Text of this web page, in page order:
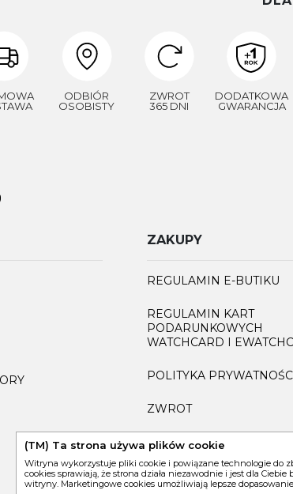
ODBIÓR
OSOBISTY
ZWROT
365 DNI
DODATKOWA
GWARANCJA
ZAKUPY
REGULAMIN E-BUTIKU
REGULAMIN KART
PODARUNKOWYCH
WATCHCARD I
POLITYKA
ZWROT
FAQ
(TM) Ta strona używa plików cookie
Witryna wykorzystuje pliki cookie i powiązane technologie do
cookies sprawiają, że strona działa niezawodnie i jest dla
witryny. Marketingowe cookies umożliwiają lepsze